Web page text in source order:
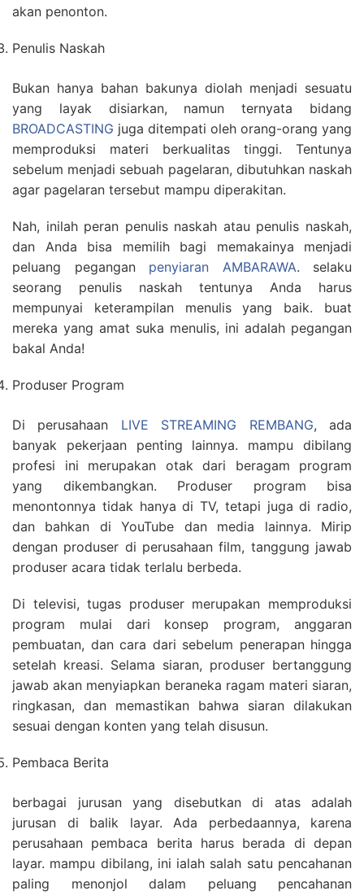
akan penonton.
Penulis Naskah
Bukan hanya bahan bakunya diolah menjadi sesuatu
yang layak disiarkan, namun ternyata bidang
BROADCASTING juga ditempati oleh orang-orang yang
memproduksi materi berkualitas tinggi. Tentunya
sebelum menjadi sebuah pagelaran, dibutuhkan naskah
agar pagelaran tersebut mampu diperakitan.
Nah, inilah peran penulis naskah atau penulis naskah,
dan Anda bisa memilih bagi memakainya menjadi
peluang pegangan penyiaran AMBARAWA. selaku
seorang penulis naskah tentunya Anda harus
mempunyai keterampilan menulis yang baik. buat
mereka yang amat suka menulis, ini adalah pegangan
bakal Anda!
Produser Program
Di perusahaan LIVE STREAMING REMBANG, ada
banyak pekerjaan penting lainnya. mampu dibilang
profesi ini merupakan otak dari beragam program
yang dikembangkan. Produser program bisa
menontonnya tidak hanya di TV, tetapi juga di radio,
dan bahkan di YouTube dan media lainnya. Mirip
dengan produser di perusahaan film, tanggung jawab
produser acara tidak terlalu berbeda.
Di televisi, tugas produser merupakan memproduksi
program mulai dari konsep program, anggaran
pembuatan, dan cara dari sebelum penerapan hingga
setelah kreasi. Selama siaran, produser bertanggung
jawab akan menyiapkan beraneka ragam materi siaran,
ringkasan, dan memastikan bahwa siaran dilakukan
sesuai dengan konten yang telah disusun.
Pembaca Berita
berbagai jurusan yang disebutkan di atas adalah
jurusan di balik layar. Ada perbedaannya, karena
perusahaan pembaca berita harus berada di depan
layar. mampu dibilang, ini ialah salah satu pencahanan
paling menonjol dalam peluang pencahanan